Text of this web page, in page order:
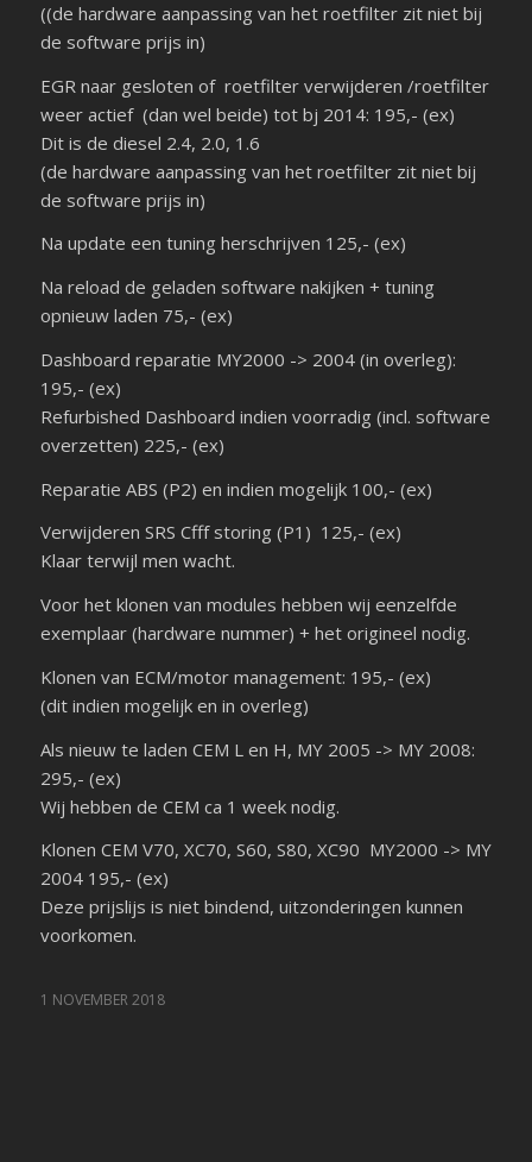
((de hardware aanpassing van het roetfilter zit niet bij
de software prijs in)
EGR naar gesloten of roetfilter verwijderen /roetfilter
weer actief (dan wel beide) tot bj 2014: 195,- (ex)
Dit is de diesel 2.4, 2.0, 1.6
(de hardware aanpassing van het roetfilter zit niet bij
de software prijs in)
Na update een tuning herschrijven 125,- (ex)
Na reload de geladen software nakijken + tuning
opnieuw laden 75,- (ex)
Dashboard reparatie MY2000 -> 2004 (in overleg):
195,- (ex)
Refurbished Dashboard indien voorradig (incl. software
overzetten) 225,- (ex)
Reparatie ABS (P2) en indien mogelijk 100,- (ex)
Verwijderen SRS Cfff storing (P1) 125,- (ex)
Klaar terwijl men wacht.
Voor het klonen van modules hebben wij eenzelfde
exemplaar (hardware nummer) + het origineel nodig.
Klonen van ECM/motor management: 195,- (ex)
(dit indien mogelijk en in overleg)
Als nieuw te laden CEM L en H, MY 2005 -> MY 2008:
295,- (ex)
Wij hebben de CEM ca 1 week nodig.
Klonen CEM V70, XC70, S60, S80, XC90 MY2000 -> MY
2004 195,- (ex)
Deze prijslijs is niet bindend, uitzonderingen kunnen
voorkomen.
1 NOVEMBER 2018